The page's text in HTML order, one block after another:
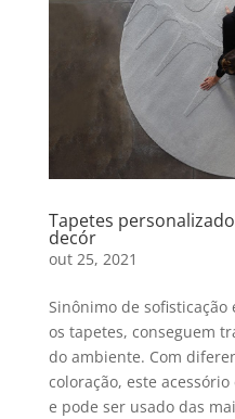
Tapetes
decór
out 25, 2021
Sinônimo de sofisticação
os tapetes, conseguem
do ambiente. Com
coloração, este
e pode ser usado das